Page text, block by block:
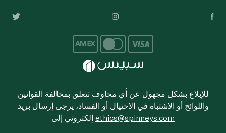
للإبلاغ بشكل مجهول عن أي مخاوف تتعلق بمخالفة القوانين
واللوائح أو الاشتباه في الاحتيال أو الفساد، يرجى إرسال بريد
ethics@spinneys.com